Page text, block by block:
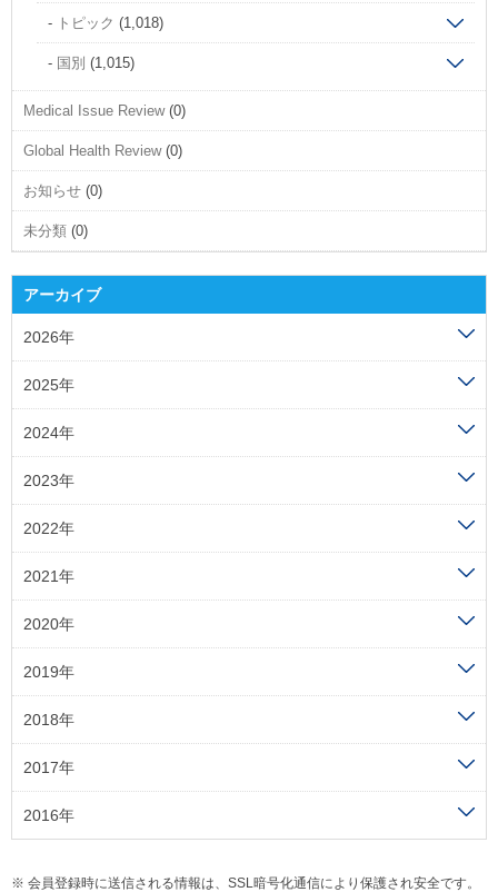
トピック (1,018)
国別 (1,015)
Medical Issue Review(0)
Global Health Review(0)
お知らせ (0)
未分類 (0)
アーカイブ
2026年
2025年
2024年
2023年
2022年
2021年
2020年
2019年
2018年
2017年
2016年
会員登録時に送信される情報は、SSL暗号化通信により保護され安全です。